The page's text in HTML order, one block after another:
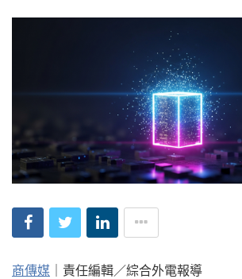
商傳媒 ｜責任編輯／綜合外電報導